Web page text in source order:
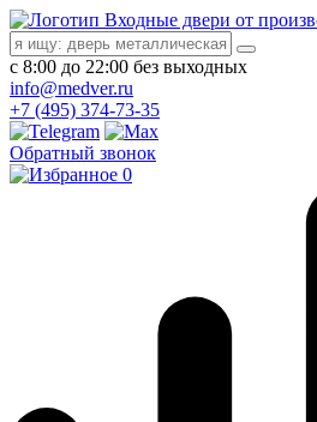
Входные двери от
с 8:00 до 22:00 без выходных
info@medver.ru
+7 (495) 374-73-35
Обратный звонок
0